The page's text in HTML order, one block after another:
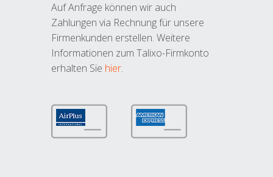
Auf Anfrage können wir auch
Zahlungen via Rechnung für unsere
Firmenkunden erstellen. Weitere
Informationen zum Talixo-Firmkonto
erhalten Sie hier.